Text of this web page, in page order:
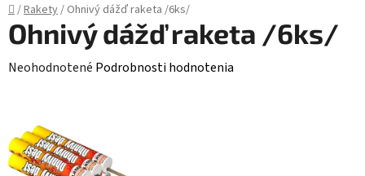
Domov
/Rakety/ Ohnivý dážď raketa /6ks/
Ohnivý dážď raketa /6ks/
Priemerné
je
0,0
Neohodnotené Podrobnosti hodnotenia